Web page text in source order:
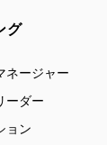
グ
ネージャー
ーダー
ョン